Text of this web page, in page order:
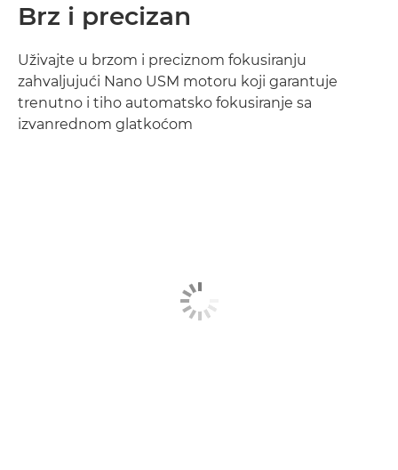
Brz i precizan
Uživajte u brzom i preciznom fokusiranju
zahvaljujući Nano USM motoru koji garantuje
trenutno i tiho automatsko fokusiranje sa
izvanrednom glatkoćom